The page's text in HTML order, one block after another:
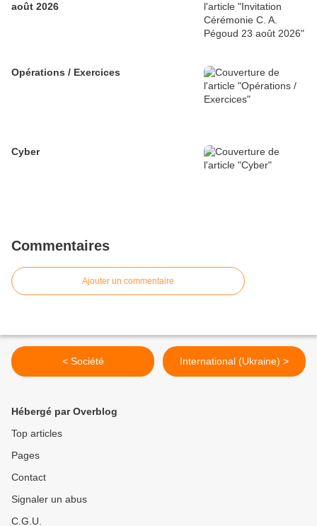
août 2026
Opérations / Exercices
Cyber
Commentaires
Ajouter un commentaire
< Société International (Ukraine) >
Hébergé par Overblog
Top articles
Pages
Contact
Signaler un abus
C.G.U.